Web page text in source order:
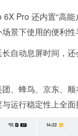
Pro 还内置“高
景下使用的便利性
自动息屏时间，
、蜂鸟、京东、
运行稳定性上全面